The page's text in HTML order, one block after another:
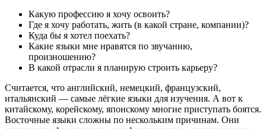
Какую профессию я хочу освоить?
Где я хочу работать, жить (в какой стране, компании)?
Куда бы я хотел поехать?
Какие языки мне нравятся по звучанию,
произношению?
В какой отрасли я планирую строить карьеру?
Считается, что английский, немецкий, французский,
итальянский — самые лёгкие языки для изучения. А вот к
китайскому, корейскому, японскому многие приступать боятся.
Восточные языки сложны по нескольким причинам. Они